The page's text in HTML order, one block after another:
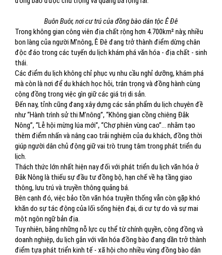
Buôn Buôr, nơi cư trú của đồng bào dân tộc Ê Đê
Trong không gian công viên địa chất rộng hơn 4.700km² này, nhiều
bon làng của người M’nông, Ê Đê đang trở thành điểm dừng chân
độc đáo trong các tuyến du lịch khám phá văn hóa - địa chất - sinh
thái.
Các điểm du lịch không chỉ phục vụ nhu cầu nghỉ dưỡng, khám phá
mà còn là nơi để du khách học hỏi, trân trọng và đồng hành cùng
cộng đồng trong việc gìn giữ các giá trị di sản.
Đến nay, tỉnh cũng đang xây dựng các sản phẩm du lịch chuyên đề
như “Hành trình sử thi M’nông”, “Không gian cồng chiêng Đắk
Nông”, “Lễ hội mừng lúa mới”, “Chợ phiên vùng cao”... nhằm tạo
thêm điểm nhấn và nâng cao trải nghiệm của du khách, đồng thời
giúp người dân chủ động giữ vai trò trung tâm trong phát triển du
lịch.
Thách thức lớn nhất hiện nay đối với phát triển du lịch văn hóa ở
Đắk Nông là thiếu sự đầu tư đồng bộ, hạn chế về hạ tầng giao
thông, lưu trú và truyền thông quảng bá.
Bên cạnh đó, việc bảo tồn văn hóa truyền thống vẫn còn gặp khó
khăn do sự tác động của lối sống hiện đại, di cư tự do và sự mai
một ngôn ngữ bản địa.
Tuy nhiên, bằng những nỗ lực cụ thể từ chính quyền, cộng đồng và
doanh nghiệp, du lịch gắn với văn hóa đồng bào đang dần trở thành
điểm tựa phát triển kinh tế - xã hội cho nhiều vùng đồng bào dân